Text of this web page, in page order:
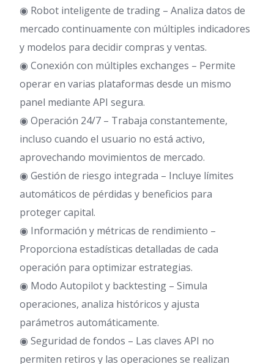
◉ Robot inteligente de trading – Analiza datos de
mercado continuamente con múltiples indicadores
y modelos para decidir compras y ventas.
◉ Conexión con múltiples exchanges – Permite
operar en varias plataformas desde un mismo
panel mediante API segura.
◉ Operación 24/7 – Trabaja constantemente,
incluso cuando el usuario no está activo,
aprovechando movimientos de mercado.
◉ Gestión de riesgo integrada – Incluye límites
automáticos de pérdidas y beneficios para
proteger capital.
◉ Información y métricas de rendimiento –
Proporciona estadísticas detalladas de cada
operación para optimizar estrategias.
◉ Modo Autopilot y backtesting – Simula
operaciones, analiza históricos y ajusta
parámetros automáticamente.
◉ Seguridad de fondos – Las claves API no
permiten retiros y las operaciones se realizan